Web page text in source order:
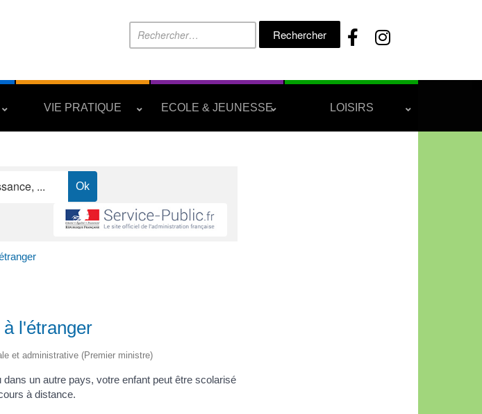
Rechercher :
VIE PRATIQUE ECOLE & JEUNESSE LOISIRS
l'étranger
et administrative (Premier ministre)
un autre pays, votre enfant peut être scolarisé
à distance.